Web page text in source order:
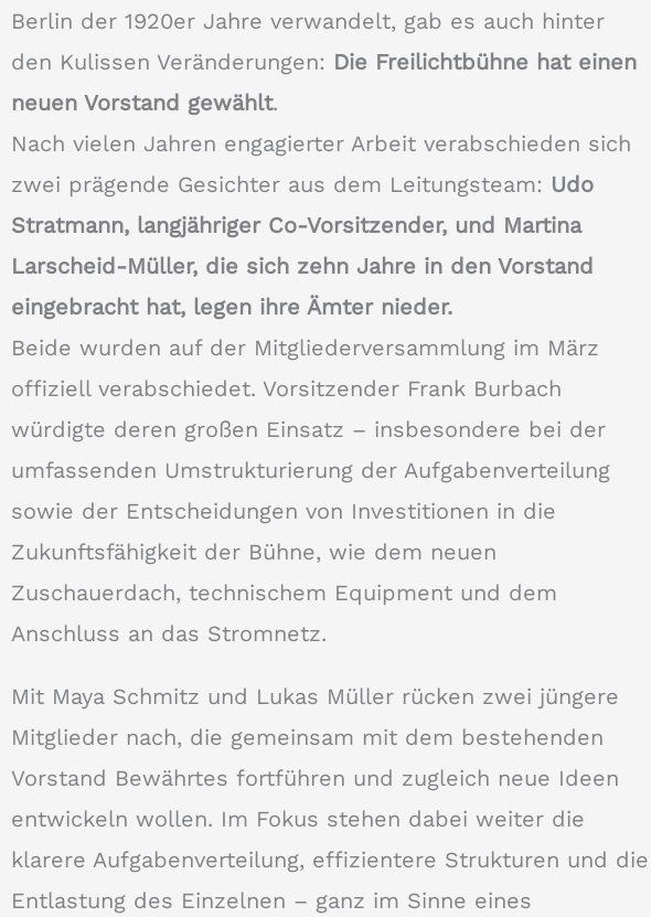
Berlin der 1920er Jahre verwandelt, gab es auch hinter
den Kulissen Veränderungen: Die Freilichtbühne hat einen
neuen Vorstand gewählt.
Nach vielen Jahren engagierter Arbeit verabschieden sich
zwei prägende Gesichter aus dem Leitungsteam: Udo
Stratmann, langjähriger Co-Vorsitzender, und Martina
Larscheid-Müller, die sich zehn Jahre in den Vorstand
eingebracht hat, legen ihre Ämter nieder.
Beide wurden auf der Mitgliederversammlung im März
offiziell verabschiedet. Vorsitzender Frank Burbach
würdigte deren großen Einsatz – insbesondere bei der
umfassenden Umstrukturierung der Aufgabenverteilung
sowie der Entscheidungen von Investitionen in die
Zukunftsfähigkeit der Bühne, wie dem neuen
Zuschauerdach, technischem Equipment und dem
Anschluss an das Stromnetz.
Mit Maya Schmitz und Lukas Müller rücken zwei jüngere
Mitglieder nach, die gemeinsam mit dem bestehenden
Vorstand Bewährtes fortführen und zugleich neue Ideen
entwickeln wollen. Im Fokus stehen dabei weiter die
klarere Aufgabenverteilung, effizientere Strukturen und die
Entlastung des Einzelnen – ganz im Sinne eines